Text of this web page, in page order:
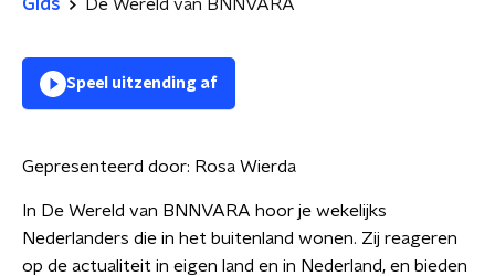
Gids De Wereld van BNNVARA
Speel uitzending af
Gepresenteerd door: Rosa Wierda
In De Wereld van BNNVARA hoor je wekelijks
Nederlanders die in het buitenland wonen. Zij reageren
op de actualiteit in eigen land en in Nederland, en bieden